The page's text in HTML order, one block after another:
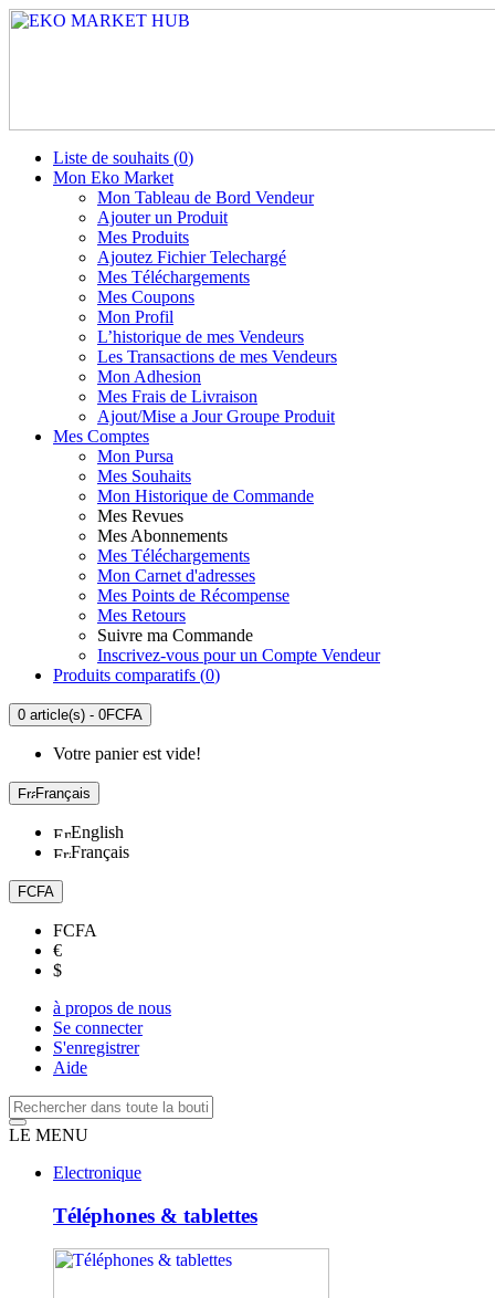
Liste de souhaits (0)
Mon Eko Market
Mon Tableau de Bord Vendeur
Ajouter un Produit
Mes Produits
Ajoutez Fichier Telechargé
Mes Téléchargements
Mes Coupons
Mon Profil
L’historique de mes Vendeurs
Les Transactions de mes Vendeurs
Mon Adhesion
Mes Frais de Livraison
Ajout/Mise a Jour Groupe Produit
Mes Comptes
Mon Pursa
Mes Souhaits
Mon Historique de Commande
Mes Revues
Mes Abonnements
Mes Téléchargements
Mon Carnet d'adresses
Mes Points de Récompense
Mes Retours
Suivre ma Commande
Inscrivez-vous pour un Compte Vendeur
Produits comparatifs (0)
0 article(s) - 0FCFA
Votre panier est vide!
Français
English
Français
FCFA
FCFA
€
$
à propos de nous
Se connecter
S'enregistrer
Aide
LE MENU
Electronique
Téléphones & tablettes